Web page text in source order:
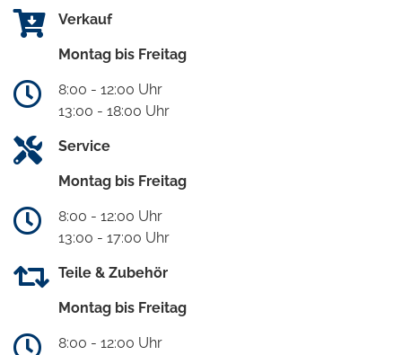
Verkauf
Montag bis Freitag
8:00 - 12:00 Uhr
13:00 - 18:00 Uhr
Service
Montag bis Freitag
8:00 - 12:00 Uhr
13:00 - 17:00 Uhr
Teile & Zubehör
Montag bis Freitag
8:00 - 12:00 Uhr